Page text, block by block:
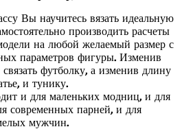
Вы научитесь вязать идеальную
производить расчеты
на любой желаемый размер с
параметров фигуры. Изменив
футболку, а изменив длину
и тунику.
и для маленьких модниц, и для
современных парней, и для
мужчин.